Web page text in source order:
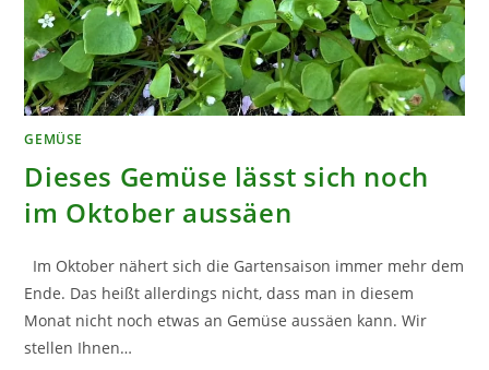
GEMÜSE
Dieses Gemüse lässt sich noch
im Oktober aussäen
Im Oktober nähert sich die Gartensaison immer mehr dem
Ende. Das heißt allerdings nicht, dass man in diesem
Monat nicht noch etwas an Gemüse aussäen kann. Wir
stellen Ihnen…